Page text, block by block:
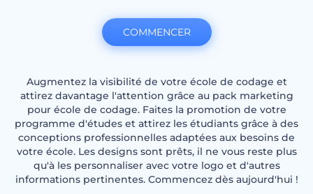
Augmentez la visibilité de votre école de codage et
attirez davantage l'attention grâce au pack marketing
pour école de codage. Faites la promotion de votre
programme d'études et attirez les étudiants grâce à des
conceptions professionnelles adaptées aux besoins de
votre école. Les designs sont prêts, il ne vous reste plus
qu'à les personnaliser avec votre logo et d'autres
informations pertinentes. Commencez dès aujourd'hui !
COMMENCER